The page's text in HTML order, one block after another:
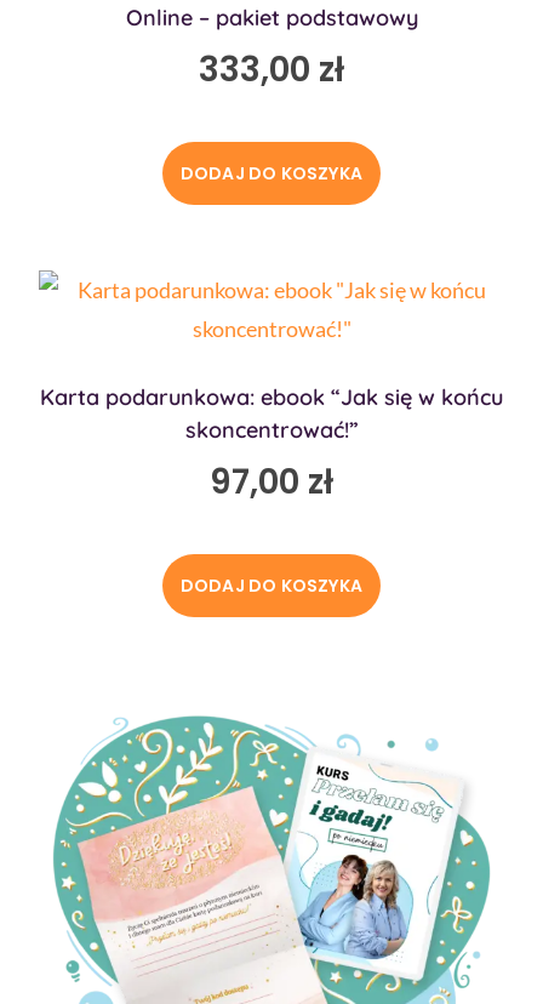
Online – pakiet podstawowy
333,00 zł
DODAJ DO KOSZYKA
Karta podarunkowa: ebook “Jak się w końcu
skoncentrować!”
97,00 zł
DODAJ DO KOSZYKA